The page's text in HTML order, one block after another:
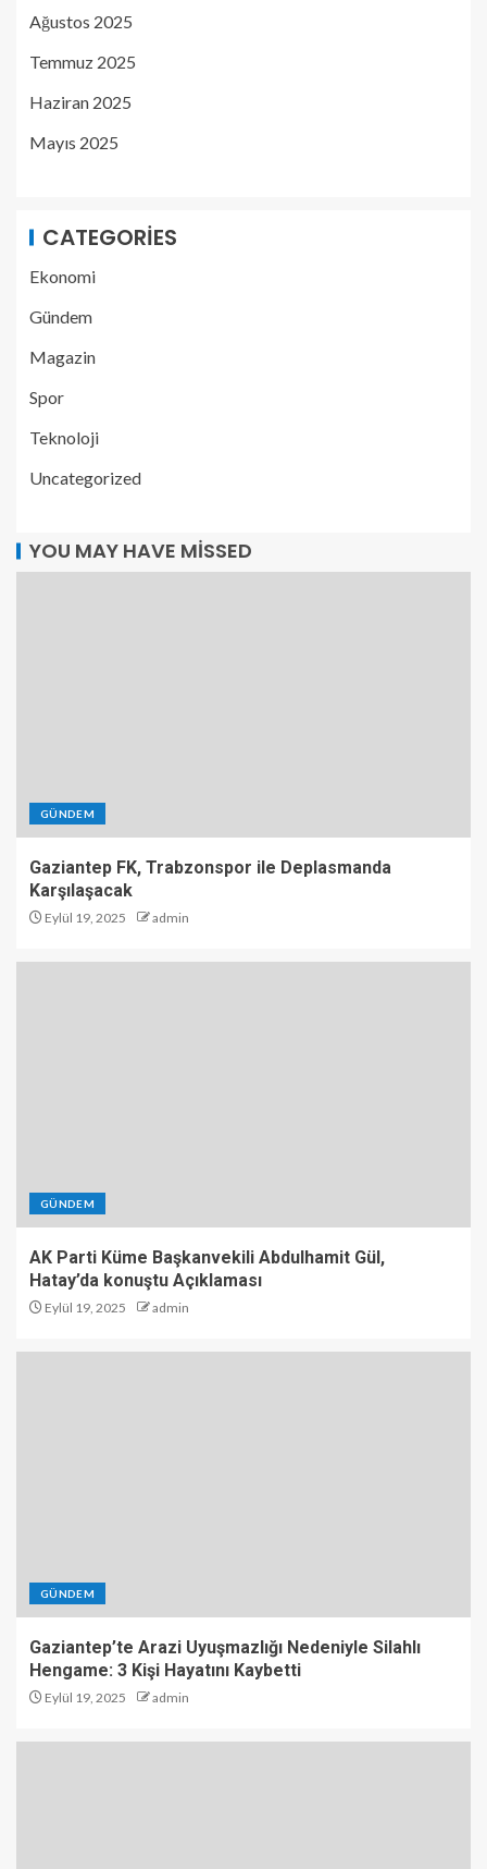
Ağustos 2025
Temmuz 2025
Haziran 2025
Mayıs 2025
CATEGORIES
Ekonomi
Gündem
Magazin
Spor
Teknoloji
Uncategorized
YOU MAY HAVE MISSED
GÜNDEM
Gaziantep FK, Trabzonspor ile Deplasmanda
Karşılaşacak
Eylül 19, 2025 admin
GÜNDEM
AK Parti Küme Başkanvekili Abdulhamit Gül,
Hatay’da konuştu Açıklaması
Eylül 19, 2025 admin
GÜNDEM
Gaziantep’te Arazi Uyuşmazlığı Nedeniyle Silahlı
Hengame: 3 Kişi Hayatını Kaybetti
Eylül 19, 2025 admin